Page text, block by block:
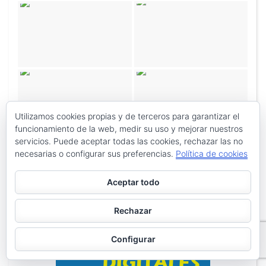
Utilizamos cookies propias y de terceros para garantizar el
funcionamiento de la web, medir su uso y mejorar nuestros
servicios. Puede aceptar todas las cookies, rechazar las no
necesarias o configurar sus preferencias. Política de cookies
Aceptar todo
Rechazar
Configurar